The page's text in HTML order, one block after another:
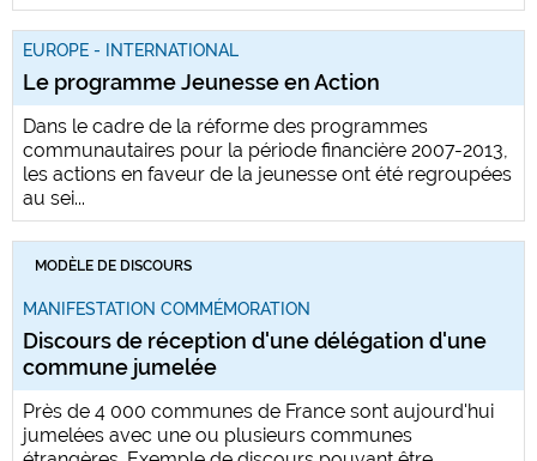
EUROPE - INTERNATIONAL
Le programme Jeunesse en Action
Dans le cadre de la réforme des programmes
communautaires pour la période financière 2007-2013,
les actions en faveur de la jeunesse ont été regroupées
au sei...
MODÈLE DE DISCOURS
MANIFESTATION COMMÉMORATION
Discours de réception d'une délégation d'une
commune jumelée
Près de 4 000 communes de France sont aujourd'hui
jumelées avec une ou plusieurs communes